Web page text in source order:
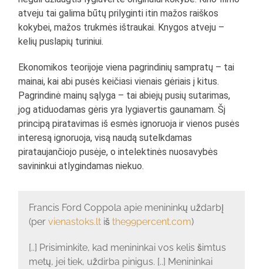
atveju tai galima būtų prilyginti itin mažos raiškos
kokybei, mažos trukmės ištraukai. Knygos atveju –
kelių puslapių turiniui.
Ekonomikos teorijoje viena pagrindinių sampratų – tai
mainai, kai abi pusės keičiasi vienais gėriais į kitus.
Pagrindinė mainų sąlyga – tai abiejų pusių sutarimas,
jog atiduodamas gėris yra lygiavertis gaunamam. Šį
principą piratavimas iš esmės ignoruoja ir vienos pusės
interesą ignoruoja, visą naudą sutelkdamas
pirataujančiojo pusėje, o intelektinės nuosavybės
savininkui atlygindamas niekuo.
Francis Ford Coppola apie menininkų uždarbį
(per vienastoks.ltiš the99percent.com)
[..] Prisiminkite, kad menininkai vos kelis šimtus
metų, jei tiek, uždirba pinigus. [..] Menininkai